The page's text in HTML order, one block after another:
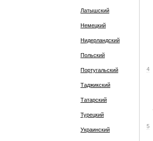
Латышский
Немецкий
Нидерландский
Польский
Португальский
Таджикский
Татарский
Турецкий
Украинский
4
5